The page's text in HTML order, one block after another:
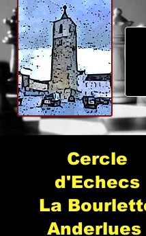
Cercle
d'Echecs
La
Anderlues